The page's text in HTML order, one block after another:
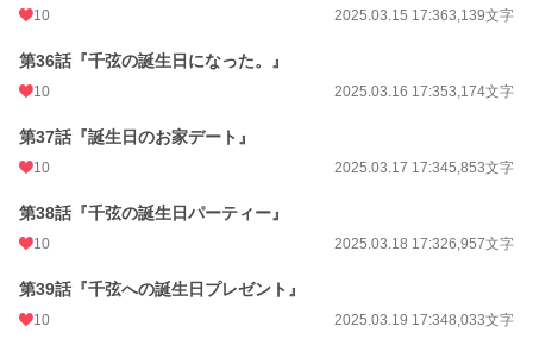
10 2025.03.15 17:363,139文字
第36話『千弦の誕生日になった。』
10 2025.03.16 17:353,174文字
第37話『誕生日のお家デート』
10 2025.03.17 17:345,853文字
第38話『千弦の誕生日パーティー』
10 2025.03.18 17:326,957文字
第39話『千弦への誕生日プレゼント』
10 2025.03.19 17:348,033文字